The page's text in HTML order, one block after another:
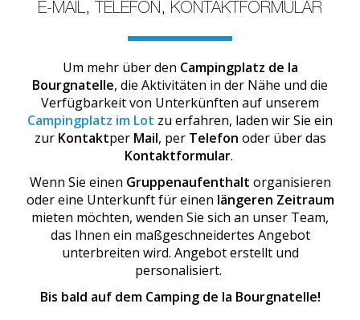
E-MAIL, TELEFON, KONTAKTFORMULAR
Um mehr über den Campingplatz de la
Bourgnatelle, die Aktivitäten in der Nähe und die
Verfügbarkeit von Unterkünften auf unserem
Campingplatz im Lot zu erfahren, laden wir Sie ein
zur Kontaktper Mail, per Telefon oder über das
Kontaktformular.
Wenn Sie einen Gruppenaufenthalt organisieren
oder eine Unterkunft für einen längeren Zeitraum
mieten möchten, wenden Sie sich an unser Team,
das Ihnen ein maßgeschneidertes Angebot
unterbreiten wird. Angebot erstellt und
personalisiert.
Bis bald auf dem Camping de la Bourgnatelle!